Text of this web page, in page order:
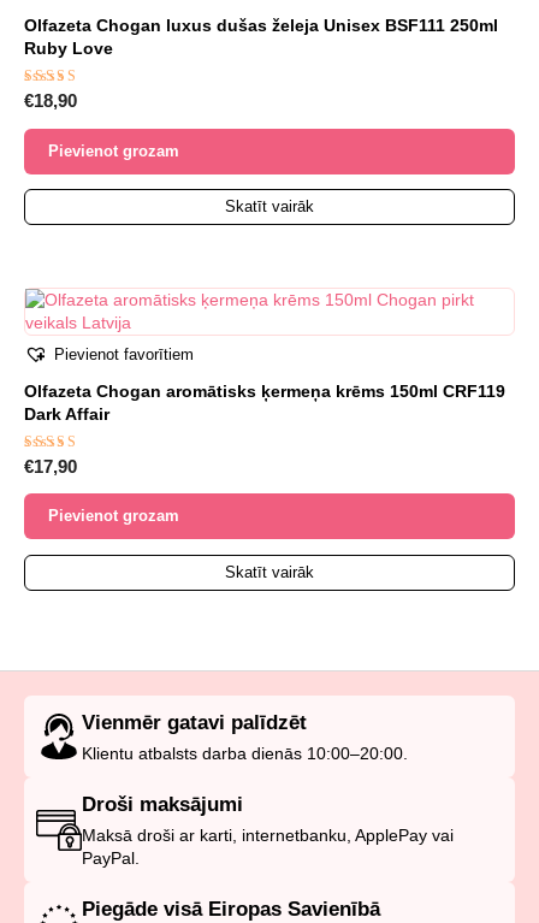
Olfazeta Chogan luxus dušas želeja Unisex BSF111 250ml
Ruby Love
Novērtēts
ar
5.00
no 5
€18,90
Pievienot grozam
Skatīt vairāk
Pievienot favorītiem
Olfazeta Chogan aromātisks ķermeņa krēms 150ml CRF119
Dark Affair
Novērtēts
ar
5.00
no 5
€17,90
Pievienot grozam
Skatīt vairāk
Vienmēr gatavi palīdzēt
Klientu atbalsts darba dienās 10:00–20:00.
Droši maksājumi
Maksā droši ar karti, internetbanku, ApplePay vai
PayPal.
Piegāde visā Eiropas Savienībā